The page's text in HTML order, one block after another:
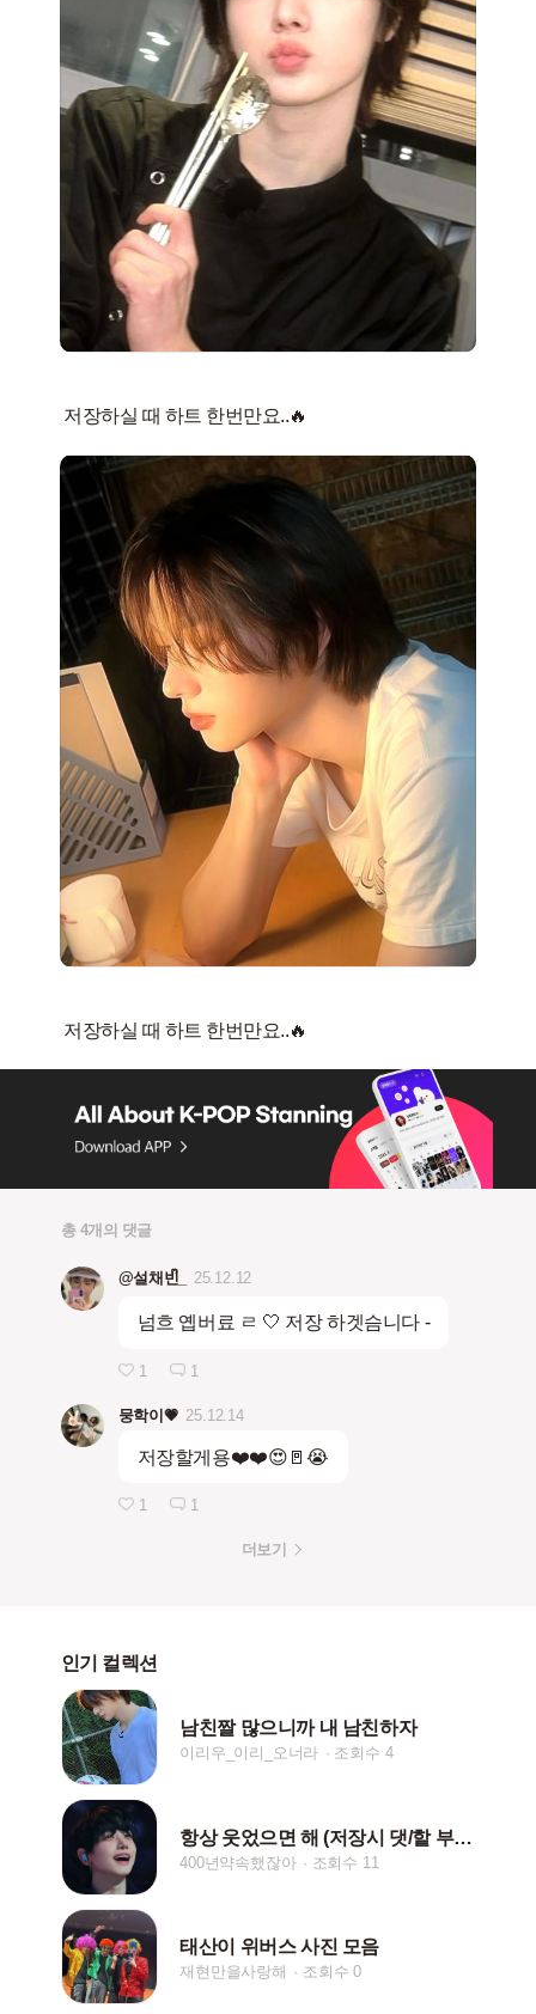
총 4개의 댓글
@설채빈ᩚ_ 25.12.12
넘흐 옙버료 ㄹ 🤍 저장 하겟슴니다 -
1 1
뭉학이💗 25.12.14
저장할게용❤️❤️😍🚪😭
1 1
더보기
인기 컬렉션
남친짤 많으니까 내 남친하자
이리우_이리_오너라 조회수 4
항상 웃었으면 해 (저장시 댓/핱 부탁드려요)
400년약속했잖아 조회수 11
태산이 위버스 사진 모음
재현만을사랑해 조회수 0